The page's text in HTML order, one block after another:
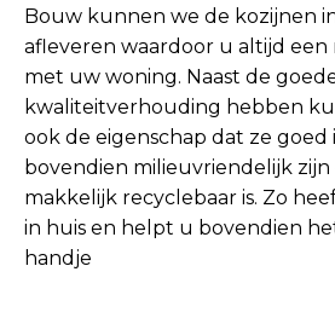
Bouw kunnen we de kozijnen
afleveren waardoor u altijd
met uw woning. Naast de
kwaliteitverhouding hebben
ook de eigenschap dat ze goed
bovendien milieuvriendelijk
makkelijk recyclebaar is. Zo
in huis en helpt u bovendien
handje